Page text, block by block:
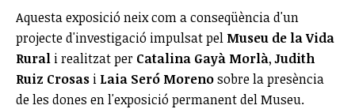
Aquesta exposició neix com a conseqüència d'un
projecte d'investigació impulsat pel Museu de la Vida
Rural i realitzat per Catalina Gayà Morlà,Judith
Ruiz Crosas i Laia Seró Morenosobre la presència
de les dones en l'exposició permanent del Museu.